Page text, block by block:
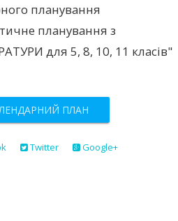
планування
планування з
для 5, 8, 10, 11 класів"
ПЛАН
Twitter Google+